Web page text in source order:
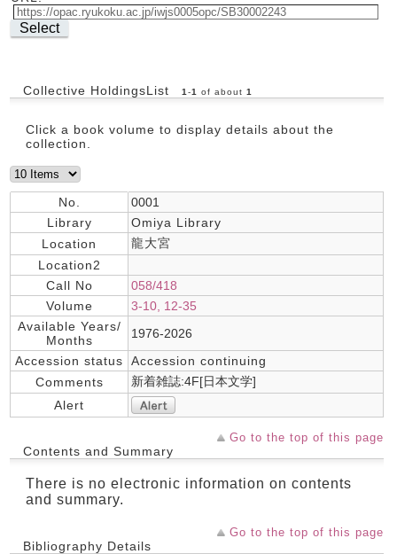
Select
Collective HoldingsList 1 -1 of about 1
Click a book volume to display details about the
collection.
No.
0001
Library
Omiya Library
Location
龍大宮
Location2
Call No
058/418
Volume
3-10, 12-35
Available Years/
Months
1976-2026
Accession status
Accession continuing
Comments
新着雑誌:4F[日本文学]
Alert
Go to the top of this page
Contents and Summary
There is no electronic information on contents
and summary.
Go to the top of this page
Bibliography Details